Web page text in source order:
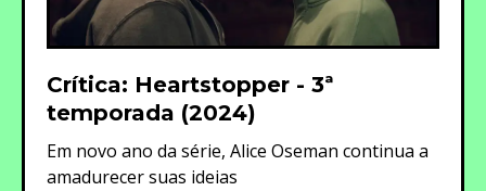
Crítica: Heartstopper - 3ª
temporada (2024)
Em novo ano da série, Alice Oseman continua a
amadurecer suas ideias